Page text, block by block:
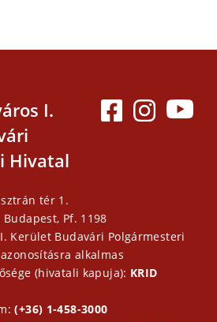
I.
Hivatal
tér 1.
Pf. 1198
Kerület Budavári Polgármesteri
alkalmas
(hivatali kapuja): KRID
(+36) 1-458-3000